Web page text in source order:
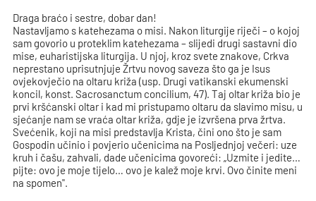
Draga braćo i sestre, dobar dan!
Nastavljamo s katehezama o misi. Nakon liturgije riječi – o kojoj
sam govorio u proteklim katehezama – slijedi drugi sastavni dio
mise, euharistijska liturgija. U njoj, kroz svete znakove, Crkva
neprestano uprisutnjuje Žrtvu novog saveza što ga je Isus
ovjekovječio na oltaru križa (usp. Drugi vatikanski ekumenski
koncil, konst. Sacrosanctum concilium, 47). Taj oltar križa bio je
prvi kršćanski oltar i kad mi pristupamo oltaru da slavimo misu, u
sjećanje nam se vraća oltar križa, gdje je izvršena prva žrtva.
Svećenik, koji na misi predstavlja Krista, čini ono što je sam
Gospodin učinio i povjerio učenicima na Posljednjoj večeri: uze
kruh i čašu, zahvali, dade učenicima govoreći: „Uzmite i jedite…
pijte: ovo je moje tijelo… ovo je kalež moje krvi. Ovo činite meni
na spomen".